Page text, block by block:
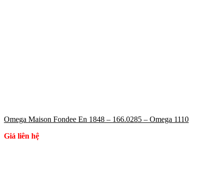
Omega Maison Fondee En 1848 – 166.0285 – Omega 1110
Giá liên hệ